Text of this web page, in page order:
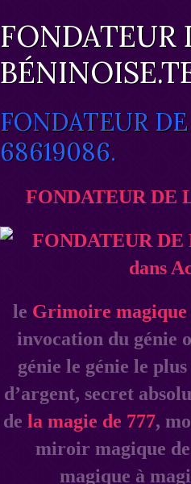
FONDATEUR
FONDATEUR
68619086.
FONDATEUR DE
le Grimoire magique
invocation du génie
génie le génie le
d’argent, secret
de la magie de 777,
miroir magique de
magique à